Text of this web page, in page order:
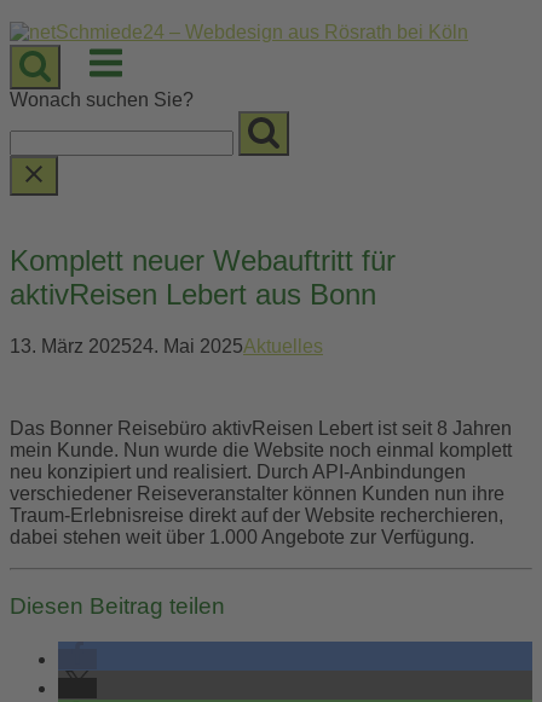
Skip
to
content
Menu
Wonach suchen Sie?
Komplett neuer Webauftritt für
aktivReisen Lebert aus Bonn
13. März 202524. Mai 2025Aktuelles
Das Bonner Reisebüro aktivReisen Lebert ist seit 8 Jahren
mein Kunde. Nun wurde die Website noch einmal komplett
neu konzipiert und realisiert. Durch API-Anbindungen
verschiedener Reiseveranstalter können Kunden nun ihre
Traum-Erlebnisreise direkt auf der Website recherchieren,
dabei stehen weit über 1.000 Angebote zur Verfügung.
Diesen Beitrag teilen